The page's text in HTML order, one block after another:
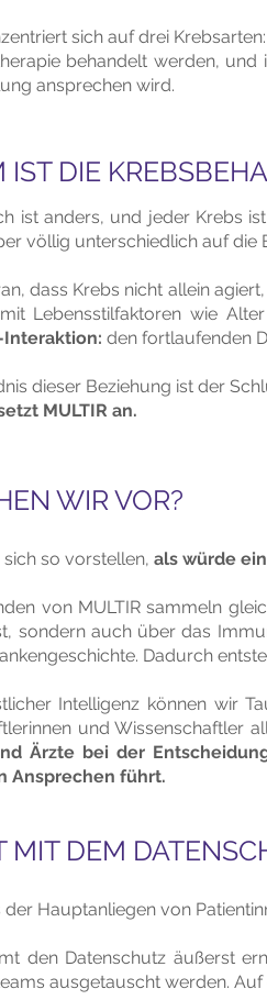
sich auf drei
behandelt werden,
ansprechen wird.
DIE
ist anders, und jeder Krebs
völlig unterschiedlich auf die
dass Krebs nicht allein
Lebensstilfaktoren wie
den fortlaufenden
dieser Beziehung ist der
MULTIR an.
WIR VOR?
sich so vorstellen, als würde
von MULTIR sammeln
sondern auch über das
Dadurch
Intelligenz können wir
und Wissenschaftler
Ärzte bei der
Ansprechen führt.
MIT DEM
der Hauptanliegen von
den Datenschutz äußerst
ausgetauscht werden.